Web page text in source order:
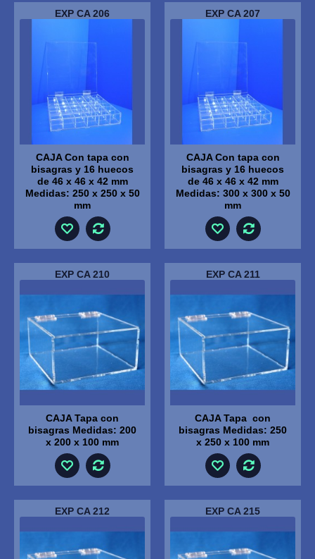
EXP CA 206
CAJA Con tapa con
bisagras y 16 huecos
de 46 x 46 x 42 mm
Medidas: 250 x 250 x 50
mm
EXP CA 207
CAJA Con tapa con
bisagras y 16 huecos
de 46 x 46 x 42 mm
Medidas: 300 x 300 x 50
mm
EXP CA 210
CAJA Tapa con
bisagras Medidas: 200
x 200 x 100 mm
EXP CA 211
CAJA Tapa con
bisagras Medidas: 250
x 250 x 100 mm
EXP CA 212 EXP CA 215